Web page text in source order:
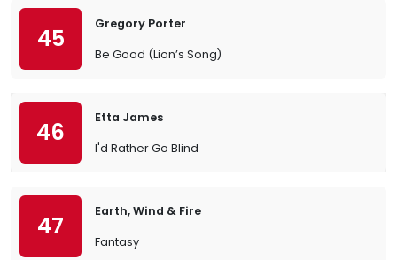
45
Gregory Porter
Be Good (Lion’s Song)
46
Etta James
I'd Rather Go Blind
47
Earth, Wind & Fire
Fantasy